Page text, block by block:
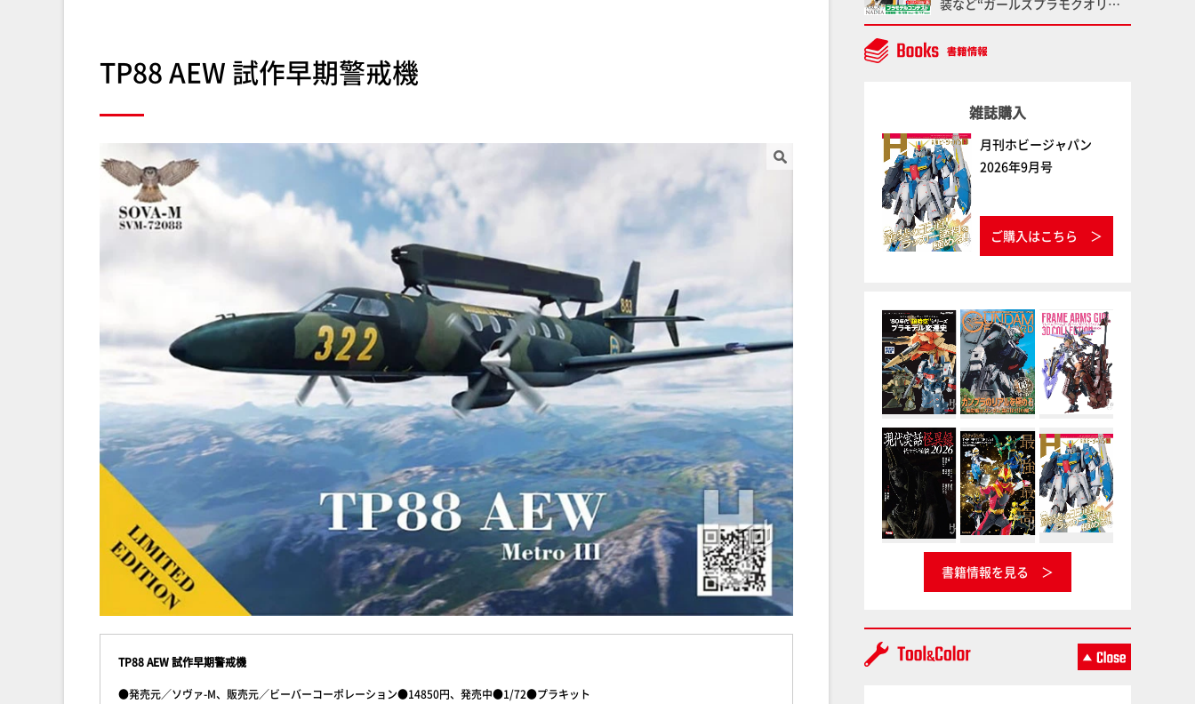
TP88 AEW 試作早期警戒機
TP88 AEW 試作早期警戒機
●発売元／ソヴァ-M、販売元／ビーバーコーポレーション●14850円、発売中●1/72●プラキット
もプラ公式サイト限定版と通常版
の2ラインで発売！
ィアップ術”で仕上げる！カスタ
ム作例「白騎士ソフィエラ」が完
11:59まで応募受付中】
雑誌購入
月刊ホビージャパン
2026年9月号
ご購入はこちら
書籍情報を見る